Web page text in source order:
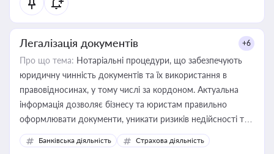
Легалізація документів +6
Про що тема: Нотаріальні процедури, що забезпечують
юридичну чинність документів та їх використання в
правовідносинах, у тому числі за кордоном. Актуальна
інформація дозволяє бізнесу та юристам правильно
оформлювати документи, уникати ризиків недійсності та
забезпечувати їх належне прийняття органами влади та
контрагентами
Банківська діяльність Страхова діяльність